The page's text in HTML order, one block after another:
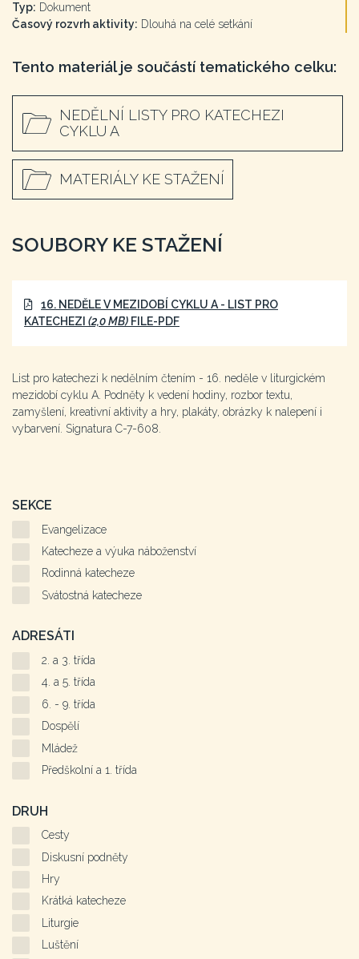
Typ: Dokument
Časový rozvrh aktivity: Dlouhá na celé setkání
Tento materiál je součástí tematického celku:
NEDĚLNÍ LISTY PRO KATECHEZI
CYKLU A
MATERIÁLY KE STAŽENÍ
SOUBORY KE STAŽENÍ
16. NEDĚLE V MEZIDOBÍ CYKLU A - LIST PRO
KATECHEZI (2,0 MB) FILE-PDF
List pro katechezi k nedělním čtením - 16. neděle v liturgickém
mezidobí cyklu A. Podněty k vedení hodiny, rozbor textu,
zamyšlení, kreativní aktivity a hry, plakáty, obrázky k nalepení i
vybarvení. Signatura C-7-608.
SEKCE
Evangelizace
Katecheze a výuka náboženství
Rodinná katecheze
Svátostná katecheze
ADRESÁTI
2. a 3. třída
4. a 5. třída
6. - 9. třída
Dospělí
Mládež
Předškolní a 1. třída
DRUH
Cesty
Diskusní podněty
Hry
Krátká katecheze
Liturgie
Luštění